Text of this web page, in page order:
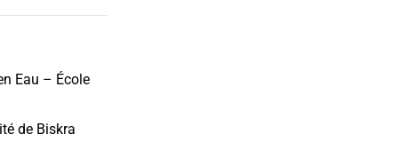
Eau – École
de Biskra